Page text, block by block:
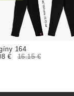
164
€ 16.15 €